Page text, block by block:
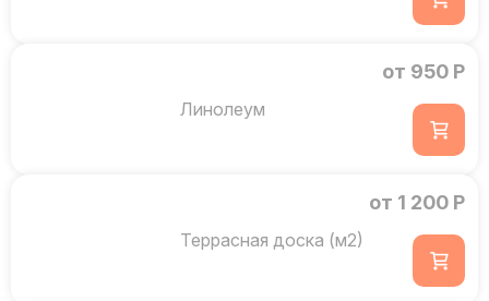
Линолеум
от 950 Р
Террасная доска (м2)
от 1 200 Р